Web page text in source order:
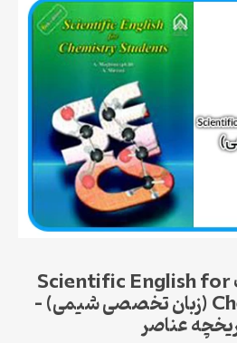
ترجمه درس دوم کتاب Scientific English for
Chemistry Students (زبان تخصصی شیمی) –
عناصر